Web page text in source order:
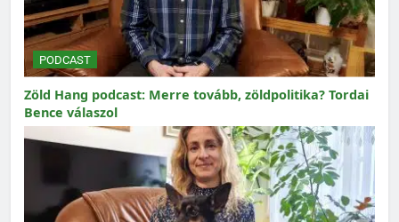
PODCAST
Zöld Hang podcast: Merre tovább, zöldpolitika? Tordai
Bence válaszol